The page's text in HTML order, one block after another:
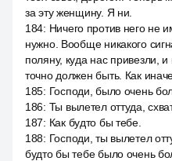
за эту женщину. Я ни.
184: Ничего против него не
нужно. Вообще никакого
поляну, куда нас привезли,
точно должен быть. Как
185: Господи, было очень
186: Ты вылетел оттуда,
187: Как будто бы тебе.
188: Господи, ты вылетел
будто бы тебе было очень